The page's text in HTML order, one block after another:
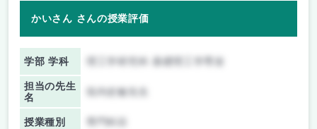
かいさん さんの授業評価
学部 学科
担当の先生
名
垣内史敏先生
授業種別